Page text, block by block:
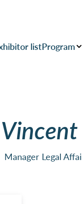
listProgram
Manager Legal